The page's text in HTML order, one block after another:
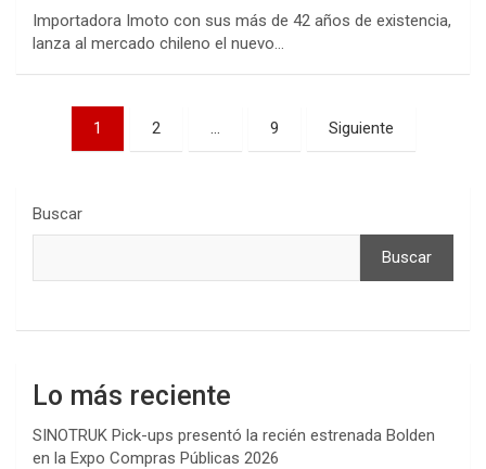
Importadora Imoto con sus más de 42 años de existencia,
lanza al mercado chileno el nuevo…
Paginación
1 2 … 9 Siguiente
Buscar
Buscar
Lo más reciente
SINOTRUK Pick-ups presentó la recién estrenada Bolden
en la Expo Compras Públicas 2026